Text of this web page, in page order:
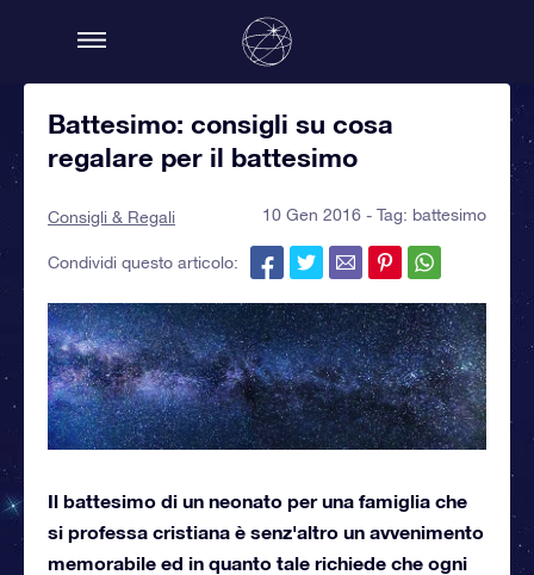
Battesimo: consigli su cosa
regalare per il battesimo
Consigli & Regali 10 Gen 2016 - Tag: battesimo
Condividi questo articolo:
Il battesimo di un neonato per una famiglia che
si professa cristiana è senz'altro un avvenimento
memorabile ed in quanto tale richiede che ogni